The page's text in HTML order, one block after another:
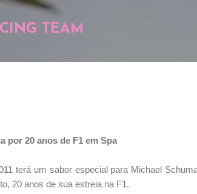
TEAM
por 20 anos de F1 em Spa
terá um sabor especial para Michael
20 anos de sua estreia na F1.